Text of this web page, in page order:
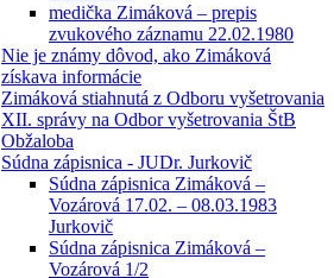
medička Zimáková – prepis
zvukového záznamu 22.02.1980
Nie je známy dôvod, ako Zimáková
získava informácie
Zimáková stiahnutá z Odboru vyšetrovania
XII. správy na Odbor vyšetrovania ŠtB
Obžaloba
Súdna zápisnica - JUDr. Jurkovič
Súdna zápisnica Zimáková –
Vozárová 17.02. – 08.03.1983
Jurkovič
Súdna zápisnica Zimáková –
Vozárová 1/2